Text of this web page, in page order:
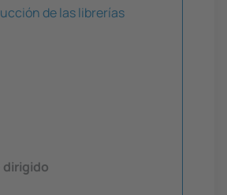
de las librerías
dirigido